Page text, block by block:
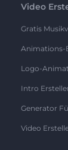
Video
Gratis
Animations-
Logo-
Intro
Generator
Video